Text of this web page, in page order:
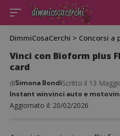
DimmiCosaCerchi > Concorsi a
Vinci con Bioform plus
card
Aggiornato il: 20/02/2026
diSimona BondiScritto il 13
Instant winvinci auto e moto